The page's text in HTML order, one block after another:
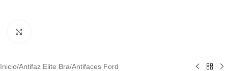
Inicio/Antifaz Elite Bra/Antifaces Ford